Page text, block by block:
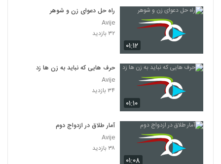
۰۱:۱۲
راه حل دعوای زن و شوهر
Avije
۳۲ بازدید
۰۱:۱۰
حرف هایی که نباید به زن ها زد
Avije
۳۴ بازدید
۰۱:۰۸
آمار طلاق در ازدواج دوم
Avije
۳۸ بازدید